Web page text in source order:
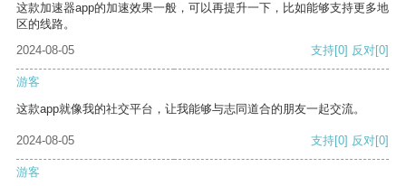
这款加速器app的加速效果一般，可以再提升一下，比如能够支持更多地
区的线路。
2024-08-05
支持[0] 反对[0]
游客
这款app就像我的社交平台，让我能够与志同道合的朋友一起交流。
2024-08-05 支持[0] 反对[0]
游客